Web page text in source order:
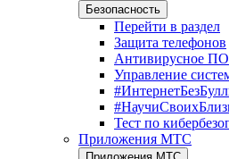
Безопасность
Перейти в раздел
Защита телефонов
Антивирусное ПО
Управление
Тест по
Приложения МТС